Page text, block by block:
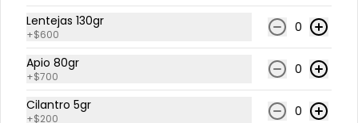
Arroz de coliflor, espinaca, tomate
cherry, cilantro, zanahoria, queso
fresco, pollo grille en cubos, tika,
Lentejas 130gr
+$600 0
Apio 80gr
+$700 0
Cilantro 5gr
+$200 0